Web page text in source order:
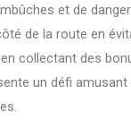
et de
de la route en
collectant des
un défi